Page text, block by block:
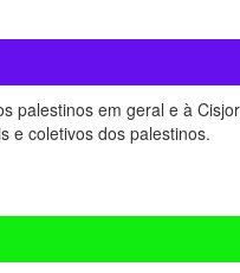
palestinos em geral e à
e coletivos dos palestinos.